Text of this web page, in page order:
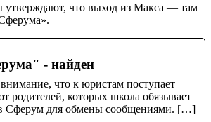
утверждают, что выход из Макса — там
- найден
что к юристам поступает
родителей, которых школа обязывает
в Сферум для обмены сообщениями. […]